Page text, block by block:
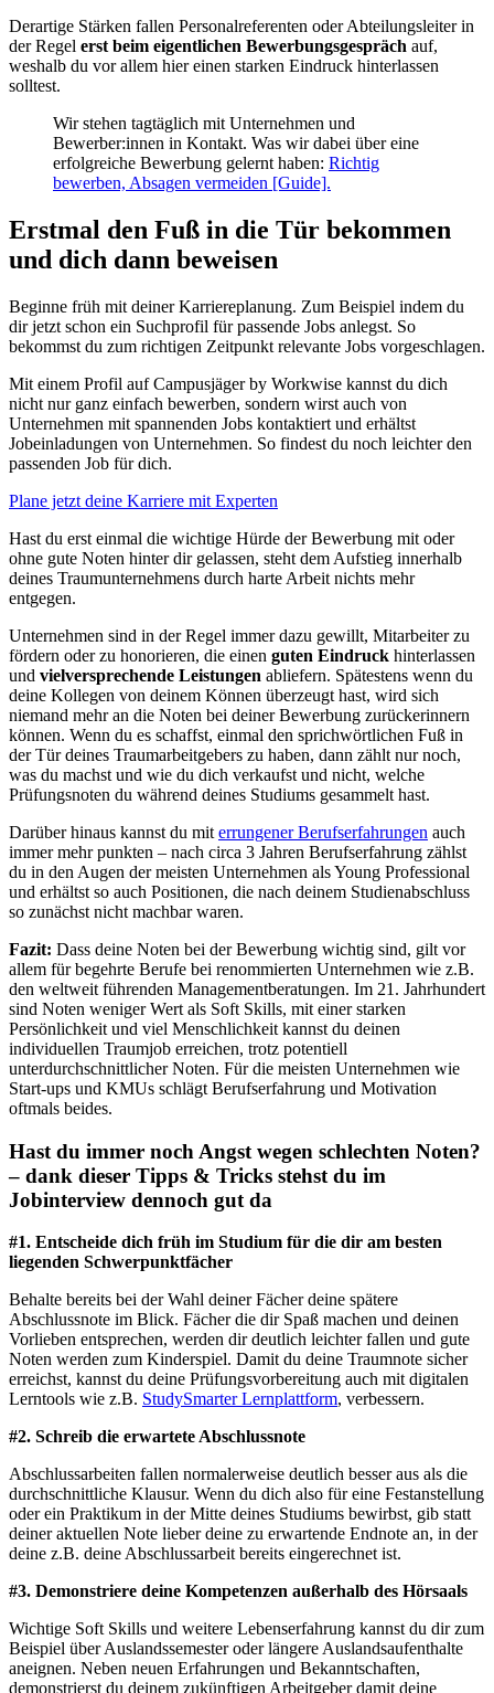
Derartige Stärken fallen Personalreferenten oder Abteilungsleiter in
der Regel erst beim eigentlichen Bewerbungsgespräch auf,
weshalb du vor allem hier einen starken Eindruck hinterlassen
solltest.
Wir stehen tagtäglich mit Unternehmen und
Bewerber:innen in Kontakt. Was wir dabei über eine
erfolgreiche Bewerbung gelernt haben: Richtig
bewerben, Absagen vermeiden [Guide].
Erstmal den Fuß in die Tür bekommen
und dich dann beweisen
Beginne früh mit deiner Karriereplanung. Zum Beispiel indem du
dir jetzt schon ein Suchprofil für passende Jobs anlegst. So
bekommst du zum richtigen Zeitpunkt relevante Jobs vorgeschlagen.
Mit einem Profil auf Campusjäger by Workwise kannst du dich
nicht nur ganz einfach bewerben, sondern wirst auch von
Unternehmen mit spannenden Jobs kontaktiert und erhältst
Jobeinladungen von Unternehmen. So findest du noch leichter den
passenden Job für dich.
Plane jetzt deine Karriere mit Experten
Hast du erst einmal die wichtige Hürde der Bewerbung mit oder
ohne gute Noten hinter dir gelassen, steht dem Aufstieg innerhalb
deines Traumunternehmens durch harte Arbeit nichts mehr
entgegen.
Unternehmen sind in der Regel immer dazu gewillt, Mitarbeiter zu
fördern oder zu honorieren, die einen guten Eindruck hinterlassen
und vielversprechende Leistungen abliefern. Spätestens wenn du
deine Kollegen von deinem Können überzeugt hast, wird sich
niemand mehr an die Noten bei deiner Bewerbung zurückerinnern
können. Wenn du es schaffst, einmal den sprichwörtlichen Fuß in
der Tür deines Traumarbeitgebers zu haben, dann zählt nur noch,
was du machst und wie du dich verkaufst und nicht, welche
Prüfungsnoten du während deines Studiums gesammelt hast.
Darüber hinaus kannst du mit errungener Berufserfahrungen auch
immer mehr punkten – nach circa 3 Jahren Berufserfahrung zählst
du in den Augen der meisten Unternehmen als Young Professional
und erhältst so auch Positionen, die nach deinem Studienabschluss
so zunächst nicht machbar waren.
Fazit: Dass deine Noten bei der Bewerbung wichtig sind, gilt vor
allem für begehrte Berufe bei renommierten Unternehmen wie z.B.
den weltweit führenden Managementberatungen. Im 21. Jahrhundert
sind Noten weniger Wert als Soft Skills, mit einer starken
Persönlichkeit und viel Menschlichkeit kannst du deinen
individuellen Traumjob erreichen, trotz potentiell
unterdurchschnittlicher Noten. Für die meisten Unternehmen wie
Start-ups und KMUs schlägt Berufserfahrung und Motivation
oftmals beides.
Hast du immer noch Angst wegen schlechten Noten?
– dank dieser Tipps & Tricks stehst du im
Jobinterview dennoch gut da
#1. Entscheide dich früh im Studium für die dir am besten
liegenden Schwerpunktfächer
Behalte bereits bei der Wahl deiner Fächer deine spätere
Abschlussnote im Blick. Fächer die dir Spaß machen und deinen
Vorlieben entsprechen, werden dir deutlich leichter fallen und gute
Noten werden zum Kinderspiel. Damit du deine Traumnote sicher
erreichst, kannst du deine Prüfungsvorbereitung auch mit digitalen
Lerntools wie z.B. StudySmarter Lernplattform, verbessern.
#2. Schreib die erwartete Abschlussnote
Abschlussarbeiten fallen normalerweise deutlich besser aus als die
durchschnittliche Klausur. Wenn du dich also für eine Festanstellung
oder ein Praktikum in der Mitte deines Studiums bewirbst, gib statt
deiner aktuellen Note lieber deine zu erwartende Endnote an, in der
deine z.B. deine Abschlussarbeit bereits eingerechnet ist.
#3. Demonstriere deine Kompetenzen außerhalb des Hörsaals
Wichtige Soft Skills und weitere Lebenserfahrung kannst du dir zum
Beispiel über Auslandssemester oder längere Auslandsaufenthalte
aneignen. Neben neuen Erfahrungen und Bekanntschaften,
demonstrierst du deinem zukünftigen Arbeitgeber damit deine